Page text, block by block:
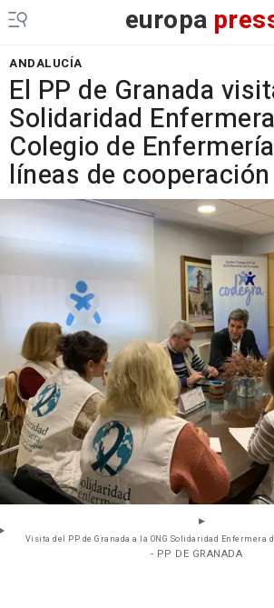
europa
ANDALUCÍA
El PP de Granada
Solidaridad
Colegio de
líneas de cooperación
Visita del PP de Granada a la ONG Solidaridad Enfermera
- PP DE GRANADA